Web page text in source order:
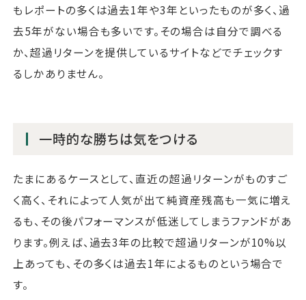
もレポートの多くは過去1年や3年といったものが多く、過
去5年がない場合も多いです。その場合は自分で調べる
か、超過リターンを提供しているサイトなどでチェックす
るしかありません。
一時的な勝ちは気をつける
たまにあるケースとして、直近の超過リターンがものすご
く高く、それによって人気が出て純資産残高も一気に増え
るも、その後パフォーマンスが低迷してしまうファンドがあ
ります。例えば、過去3年の比較で超過リターンが10%以
上あっても、その多くは過去1年によるものという場合で
す。